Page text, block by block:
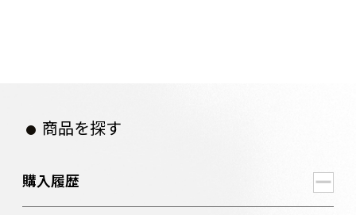
商品を探す
購入履歴